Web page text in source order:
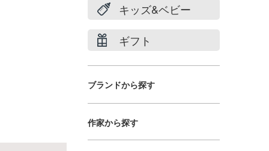
キッズ&ベビー
ギフト
ブランドから探す
作家から探す